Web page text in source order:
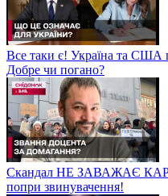
Все таки є! Україна та США
Добре чи погано?
Скандал НЕ ЗАВАЖАЄ
попри звинувачення!